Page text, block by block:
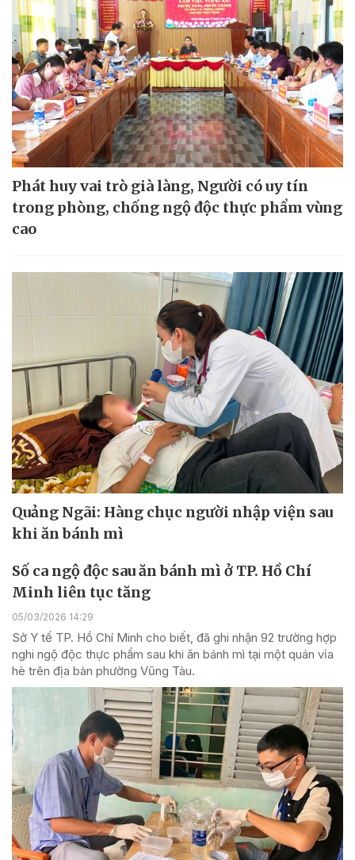
Phát huy vai trò già làng, Người có uy tín
trong phòng, chống ngộ độc thực phẩm vùng
cao
Quảng Ngãi: Hàng chục người nhập viện sau
khi ăn bánh mì
Số ca ngộ độc sau ăn bánh mì ở TP. Hồ Chí
Minh liên tục tăng
05/03/2026 14:29
Sở Y tế TP. Hồ Chí Minh cho biết, đã ghi nhận 92 trường hợp
nghi ngộ độc thực phẩm sau khi ăn bánh mì tại một quán vỉa
hè trên địa bàn phường Vũng Tàu.